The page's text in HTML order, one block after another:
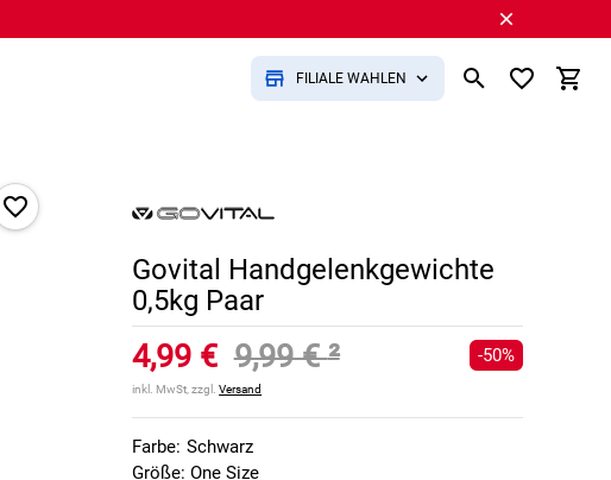
FILIALE WÄHLEN
Govital Handgelenkgewichte
0,5kg Paar
4,99 € 9,99 €²
inkl. MwSt, zzgl.Versand
-50%
Farbe: Schwarz
Größe: One Size